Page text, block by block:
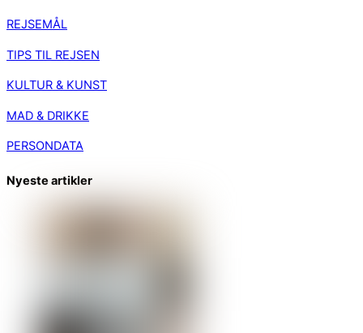
REJSEMÅL
TIPS TIL REJSEN
KULTUR & KUNST
MAD & DRIKKE
PERSONDATA
Nyeste artikler